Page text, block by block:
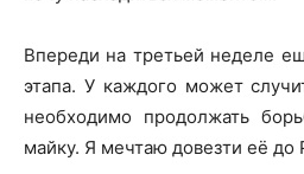
Впереди на третьей неделе
этапа. У каждого может
необходимо продолжать
майку. Я мечтаю довезти её до